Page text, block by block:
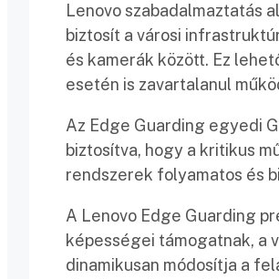
Lenovo szabadalmaztatás
biztosít a városi
és kamerák között. Ez
esetén is zavartalanul
Az Edge Guarding egyedi
biztosítva, hogy a kritikus
rendszerek folyamatos és
A Lenovo Edge Guarding
képességei támogatnak, a
dinamikusan módosítja a